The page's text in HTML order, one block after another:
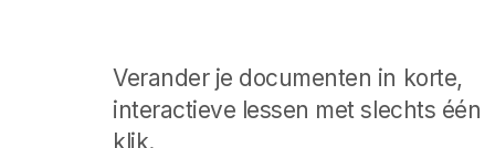
Verander je documenten in korte,
interactieve lessen met slechts één
klik.